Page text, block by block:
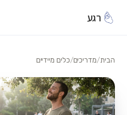
רגע
הבית/מדריכים/כלים מיידיים